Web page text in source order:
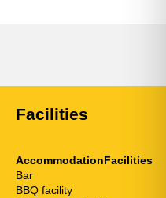
Facilities
AccommodationFacilities
Bar
BBQ facility